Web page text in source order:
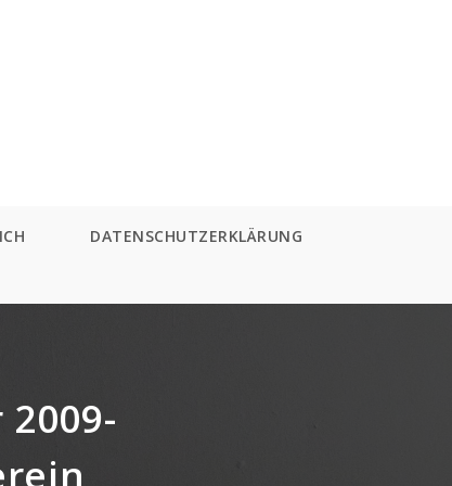
DATENSCHUTZERKLÄRUNG